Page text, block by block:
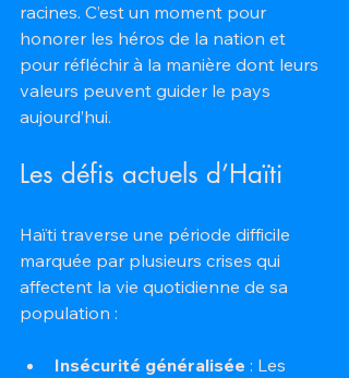
racines. C’est un moment pour
honorer les héros de la nation et
pour réfléchir à la manière dont leurs
valeurs peuvent guider le pays
aujourd’hui.
Les défis actuels d’Haïti
Haïti traverse une période difficile
marquée par plusieurs crises qui
affectent la vie quotidienne de sa
population :
Insécurité généralisée : Les